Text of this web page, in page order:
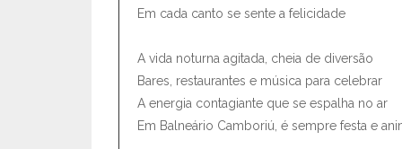
Em cada canto se sente a felicidade
A vida noturna agitada, cheia de diversão
Bares, restaurantes e música para celebrar
A energia contagiante que se espalha no ar
Em Balneário Camboriú, é sempre festa e